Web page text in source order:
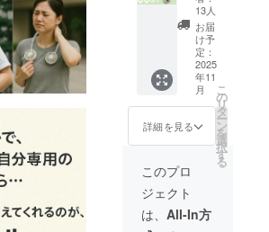
す。
【当社規約
とご案内事
項】
●キャンセル
について
ご支援確定
後のキャン
セルは原則
としてお受
ししま
す。 熱
中症・
猛暑・
スポー
ツ・ア
ウトド
ア・通
勤通
要・何
使え
る・エ
18,000
→9,000
（税・
送料
込）
【内
容】
■Pokec
ool ├
本体×2
└USB
ケーブ
13人
お届
け予
定：
2025
年11
月
詳細を見る
こ
の
リ
タ
ー
ン
を
選
択
す
る
このプロ
ジェクト
は、 All-In方